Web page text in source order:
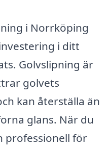
i Norrköping
i ditt
Golvslipning är
golvets
kan återställa än
glans. När du
professionell för